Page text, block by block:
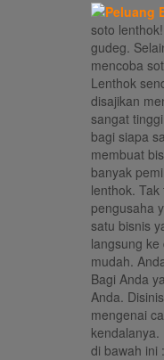
soto
gudeg.
mencoba
Lenthok
disajikan
sangat
bagi siapa
membuat
banyak
lenthok.
pengusaha
satu bisnis
langsung
mudah.
Bagi Anda
Anda.
mengenai
di bawah ini :